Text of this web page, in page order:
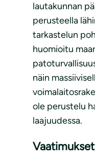
lautakunnan
perusteella
tarkastelun
huomioitu
näin
ole perustelu
laajuudessa.